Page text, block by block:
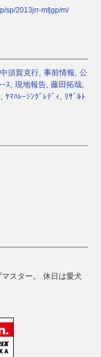
sp/2013jrr-mfjgp/m/
中須賀克行,事前情報,公
ｽ,現地報告,藤田拓哉,
,ﾔﾏﾊﾚｰｼﾝｸﾞﾚﾃﾞｨ , ﾘｻﾞﾙﾄ
スター。 休日は愛犬